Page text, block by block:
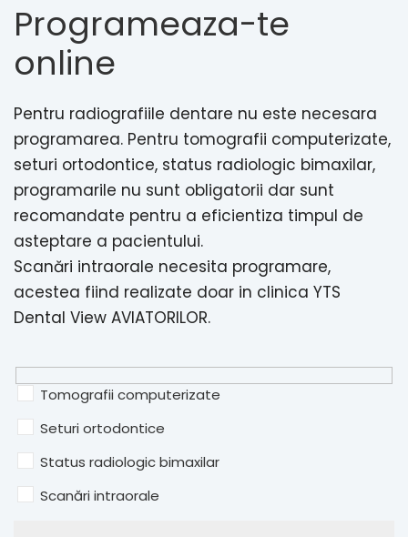
Programeaza-te
online
Pentru radiografiile dentare nu este necesara
programarea. Pentru tomografii computerizate,
seturi ortodontice, status radiologic bimaxilar,
programarile nu sunt obligatorii dar sunt
recomandate pentru a eficientiza timpul de
asteptare a pacientului.
Scanări intraorale necesita programare,
acestea fiind realizate doar in clinica YTS
Dental View AVIATORILOR.
Tomografii computerizate
Seturi ortodontice
Status radiologic bimaxilar
Scanări intraorale